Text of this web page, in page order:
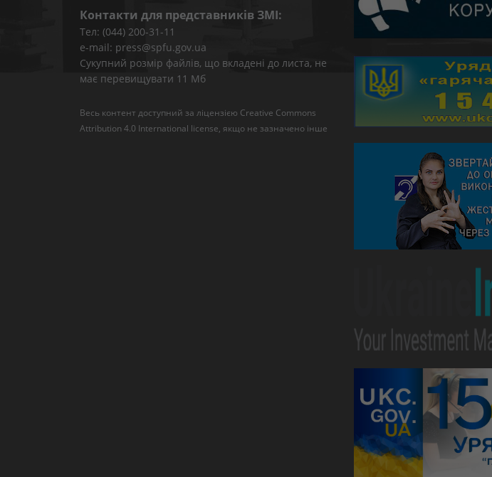
Контакти для представників ЗМІ:
Тел: (044) 200-31-11
e-mail: press@spfu.gov.ua
Сукупний розмір файлів, що вкладені до листа, не
має перевищувати 11 Мб
Весь контент доступний за ліцензією Creative Commons
Attribution 4.0 International license, якщо не зазначено інше